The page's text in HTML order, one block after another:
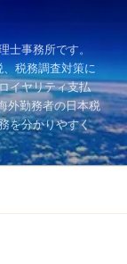
士事務所です。
税務調査対策に
イヤリティ支払
外勤務者の日本税
を分かりやすく